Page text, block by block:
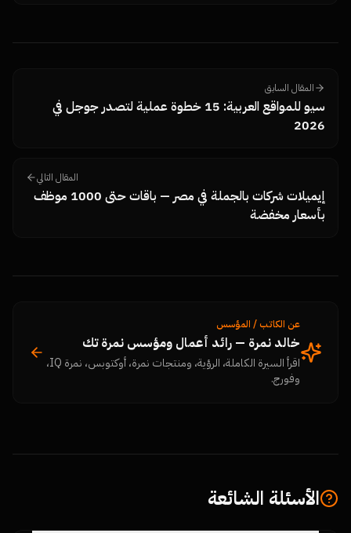
المقال السابق
سيو للمواقع العربية: 15 خطوة عملية لتصدر جوجل في
2026
المقال التالي
إيميلات شركات بالجملة في مصر — باقات حتى 1000 موظف
بأسعار مخفضة
عن الكاتب / المؤسس
خالد نمرة — رائد أعمال ومؤسس نمرة تك
اقرأ السيرة الكاملة، الرؤية، ومنتجات نمرة، أوكتوبس، نمرة IQ،
وفورج.
الأسئلة الشائعة